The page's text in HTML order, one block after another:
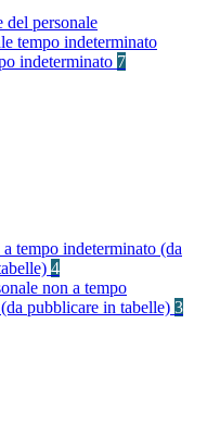
del personale
tempo indeterminato
indeterminato 7
tempo indeterminato (da
4
non a tempo
pubblicare in tabelle) 3